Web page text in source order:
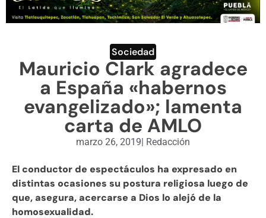
DEPORTES
ENGLISH SECTION
VIDEOS
Sociedad
Mauricio Clark agradece
a España «habernos
evangelizado»; lamenta
carta de AMLO
marzo 26, 2019| Redacción
El conductor de espectáculos ha expresado en
distintas ocasiones su postura religiosa luego de
que, asegura, acercarse a Dios lo alejó de la
homosexualidad.